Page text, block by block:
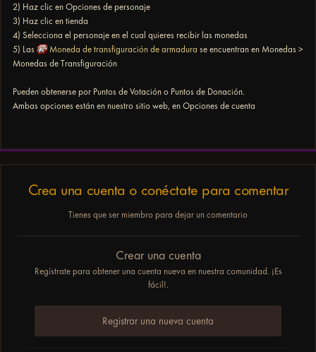
2) Haz clic en Opciones de personaje
3) Haz clic en tienda
4) Selecciona el personaje en el cual quieres recibir las monedas
5) Las
Moneda de transfiguración de armadura se encuentran en Monedas >
Monedas de Transfiguración
Pueden obtenerse por Puntos de Votación o Puntos de Donación.
Ambas opciones están en nuestro sitio web, en Opciones de cuenta
Crea una cuenta o conéctate para comentar
Tienes que ser miembro para dejar un comentario
Crear una cuenta
Regístrate para obtener una cuenta nueva en nuestra comunidad. ¡Es
fácil!.
Registrar una nueva cuenta